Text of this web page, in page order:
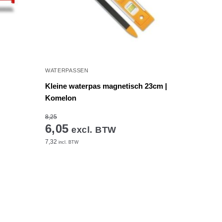
WATERPASSEN
Kleine waterpas magnetisch 23cm |
Komelon
8,25
6,05 excl. BTW
7,32 incl. BTW